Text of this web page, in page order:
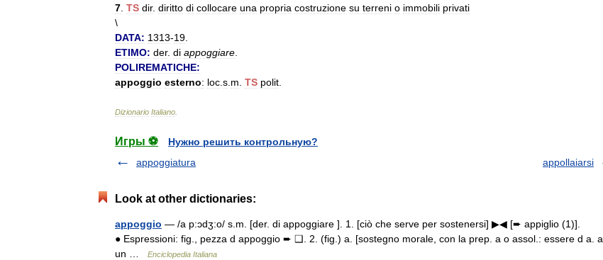
7 TS dir. diritto di collocare una propria costruzione su terreni o immobili privati
\
DATA: 1313-19
ETIMO: der. di appoggiare
POLIREMATICHE:
appoggio esterno: loc s m TS polit
Dizionario Italiano
Игры ⚽
Нужно решить контрольную?
appoggiatura
appollaiarsi
Look at other dictionaries:
appoggio — /a p:ɔdʒ:o/ s.m. [der. di appoggiare ]. 1. [ciò che serve per sostenersi] ▶◀ [➨ appiglio (1)].
● Espressioni: fig., pezza d appoggio ➨ ❑. 2. (fig.) a. [sostegno morale, con la prep. a o assol.: essere d a. a
un …
Enciclopedia Italiana